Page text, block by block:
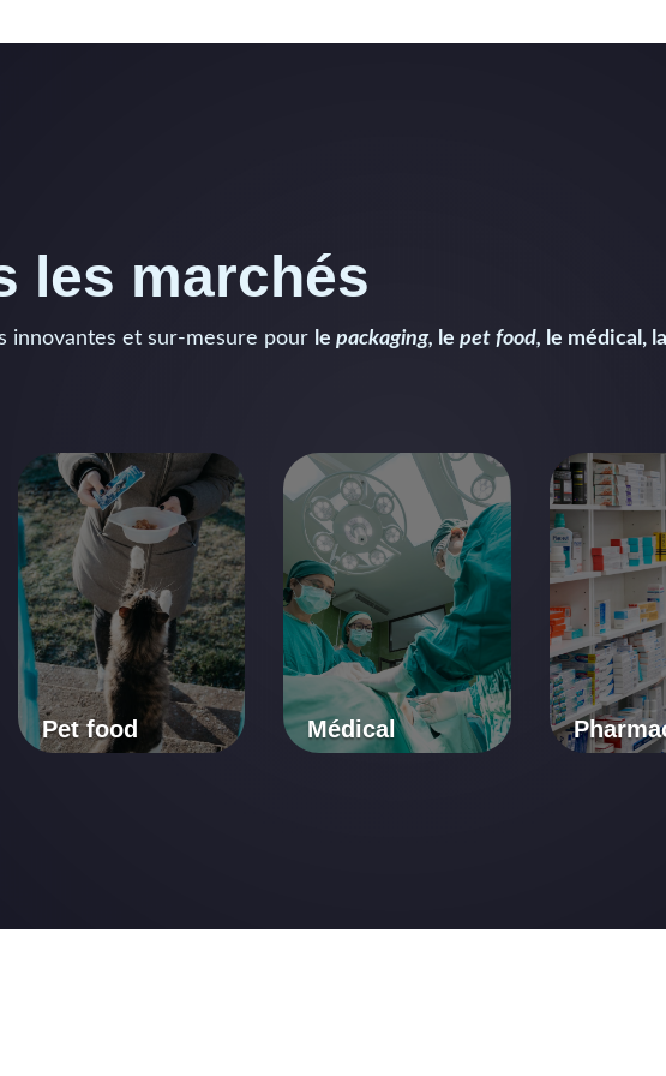
les marchés
innovantes et sur-mesure pour lepackaging, lepet food, le médical,
Pet food Médical